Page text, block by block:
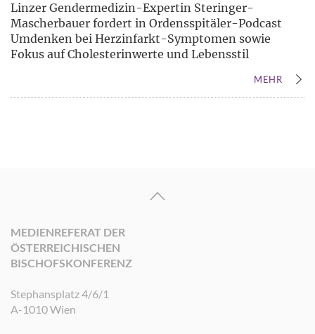
Linzer Gendermedizin-Expertin Steringer-
Mascherbauer fordert in Ordensspitäler-Podcast
Umdenken bei Herzinfarkt-Symptomen sowie
Fokus auf Cholesterinwerte und Lebensstil
MEHR
MEDIENREFERAT DER
ÖSTERREICHISCHEN
BISCHOFSKONFERENZ
Stephansplatz 4/6/1
A-1010 Wien